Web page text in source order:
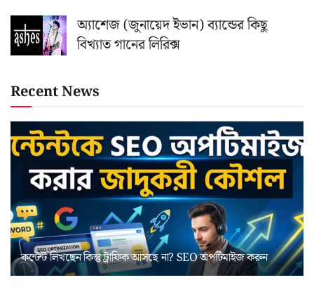
অ্যাশেজ (জুনায়েদ ইভান) ব্যান্ডের কিছু
বিখ্যাত গানের লিরিক্স
Recent News
কন্টেন্ট লিখছেন কিন্তু ট্রাফিক আসছে না? ‍SEO অপটিমাইজ করুন